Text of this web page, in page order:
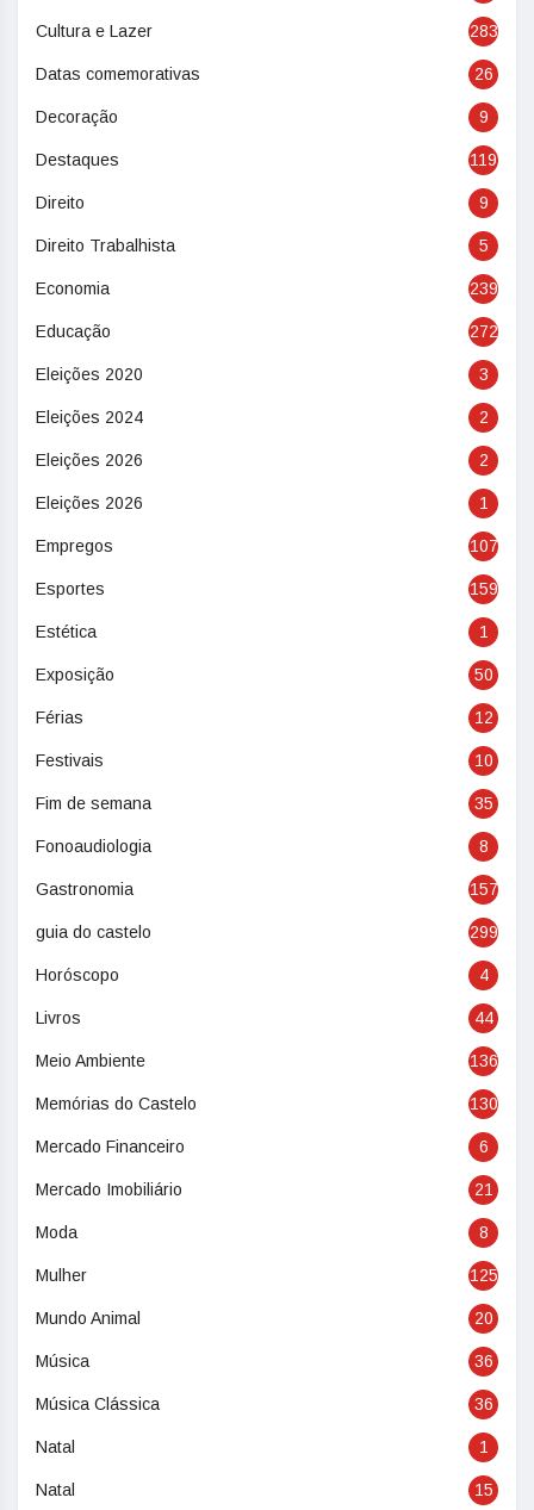
Cultura e Lazer 283
Datas comemorativas 26
Decoração 9
Destaques 119
Direito 9
Direito Trabalhista 5
Economia 239
Educação 272
Eleições 2020 3
Eleições 2024 2
Eleições 2026 2
Eleições 2026 1
Empregos 107
Esportes 159
Estética 1
Exposição 50
Férias 12
Festivais 10
Fim de semana 35
Fonoaudiologia 8
Gastronomia 157
guia do castelo 299
Horóscopo 4
Livros 44
Meio Ambiente 136
Memórias do Castelo 130
Mercado Financeiro 6
Mercado Imobiliário 21
Moda 8
Mulher 125
Mundo Animal 20
Música 36
Música Clássica 36
Natal 1
Natal 15